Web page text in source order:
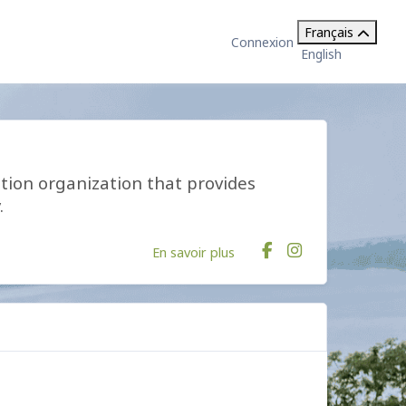
Connexion
Français
English
organization that provides
En savoir plus